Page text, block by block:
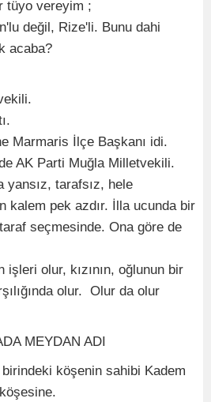
tüyo vereyim ;
değil, Rize'li. Bunu dahi
acaba?
Marmaris İlçe Başkanı idi.
AK Parti Muğla Milletvekili.
yansız, tarafsız, hele
kalem pek azdır. İlla ucunda bir
seçmesinde. Ona göre de
olur, kızının, oğlunun bir
olur. Olur da olur
MEYDAN ADI
köşenin sahibi Kadem